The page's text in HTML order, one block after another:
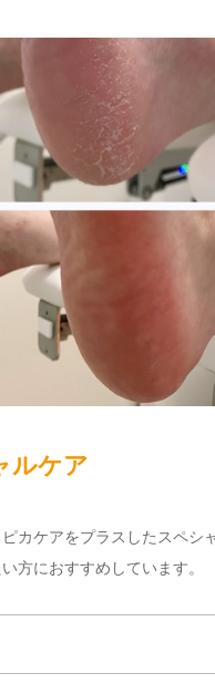
ルケア
カケアをプラスしたスペシ
方におすすめしています。